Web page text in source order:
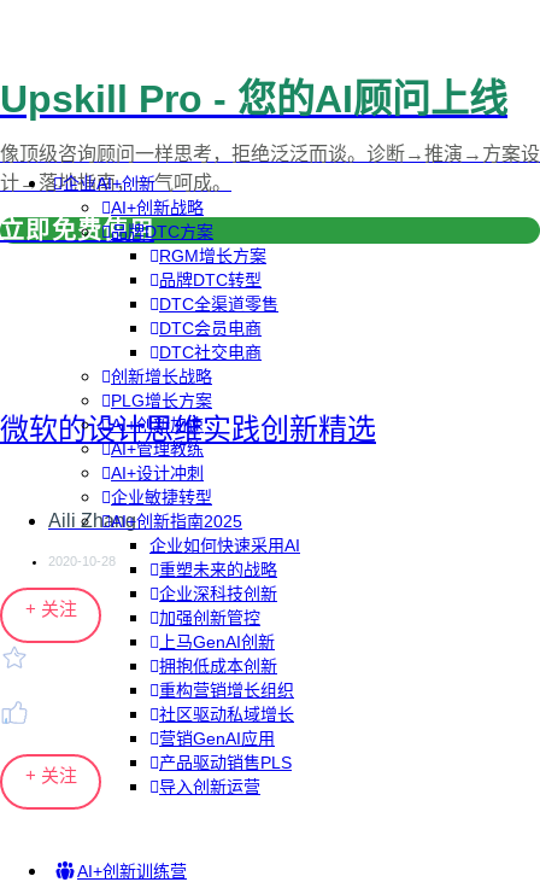
企业AI+创新
AI+创新战略
品牌DTC方案
RGM增长方案
品牌DTC转型
DTC全渠道零售
DTC会员电商
DTC社交电商
创新增长战略
PLG增长方案
AI+创新加速
AI+管理教练
AI+设计冲刺
企业敏捷转型
AI+创新指南2025
企业如何快速采用AI
重塑未来的战略
企业深科技创新
加强创新管控
上马GenAI创新
拥抱低成本创新
重构营销增长组织
社区驱动私域增长
营销GenAI应用
产品驱动销售PLS
导入创新运营
AI+创新训练营
Upskill Pro - 您的AI顾问上线
像顶级咨询顾问一样思考，拒绝泛泛而谈。诊断→推演→方案设
计→落地指南，一气呵成。
立即免费使用
微软的设计思维实践创新精选
Aili Zhang
2020-10-28
+ 关注
+ 关注